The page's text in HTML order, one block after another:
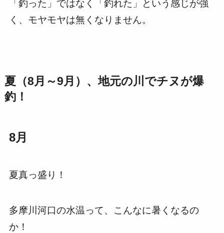
「釣った」ではなく「釣れた」という感じが強
く、モヤモヤは無くなりません。
夏（8月～9月）、地元の川でチヌが爆
釣！
8月
夏真っ盛り！
多摩川河口の水温って、こんなに暑くなるの
か！